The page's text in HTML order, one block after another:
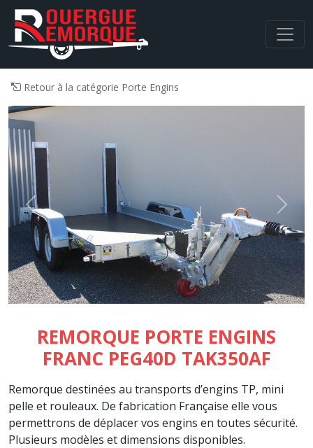
Navigation principale
Retour à la catégorie Porte Engins
Previous Next
REMORQUE PORTE ENGINS
FRANC PEG40D TAK350AF
Remorque destinées au transports d’engins TP, mini
pelle et rouleaux. De fabrication Française elle vous
permettrons de déplacer vos engins en toutes sécurité.
Plusieurs modèles et dimensions disponibles.